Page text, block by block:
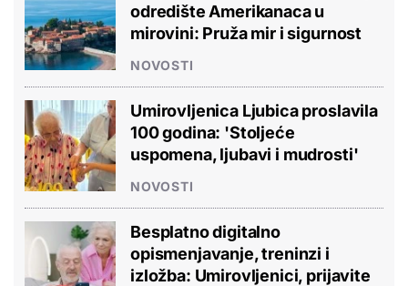
odredište Amerikanaca u
mirovini: Pruža mir i sigurnost
NOVOSTI
Umirovljenica Ljubica proslavila
100 godina: 'Stoljeće
uspomena, ljubavi i mudrosti'
NOVOSTI
Besplatno digitalno
opismenjavanje, treninzi i
izložba: Umirovljenici, prijavite